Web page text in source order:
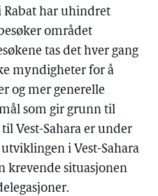
Rabat har uhindret
området
tas det hver gang
myndigheter for å
og mer generelle
som gir grunn til
Vest-Sahara er under
i Vest-Sahara
krevende situasjonen